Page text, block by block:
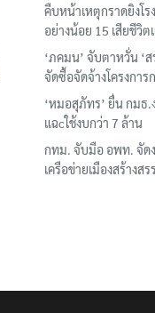
คืบหน้าเหตุกราดยิงโ
อย่างน้อย 15 เสียชีวิต
‘ภคมน’ จับตาหวั่น ‘
จัดซื้อจัดจ้างโครงการ
‘หมอสุภัทร’ ยื่น กมธ
แฉcใช้งบกว่า 7 ล้าน
กทม. จับมือ อพท. จัด
เครือข่ายเมืองสร้างสร